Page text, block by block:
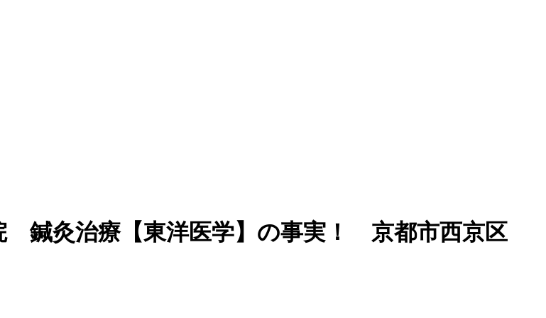
鍼灸治療【東洋医学】の事実！ 京都市西京区